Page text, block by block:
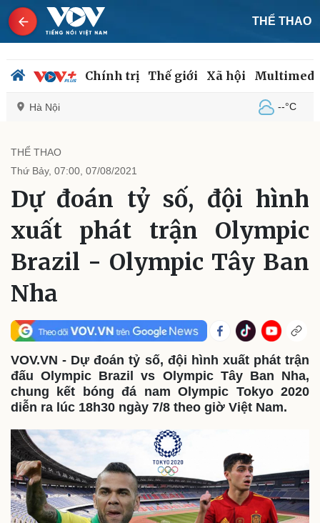
THỂ THAO
Chính trị Thế giới Xã hội
Hà Nội --°C
Chính trị
Đảng
Tổ chức nhân sự
Quốc hội
Nhận diện sự thật
Tin 24h
Dự báo thời tiết
Giáo dục
Dấu ấn VOV
Việc làm
Biển đảo
Thế giới
Quan sát
Cuộc sống đó đây
Hồ sơ
Multimedia
Video
Ảnh
E-Magazine
Infographic
Kinh tế
Bất động sản
Khởi nghiệp
Thị trường
Giá vàng
Tiêu dùng
Tỷ giá
THỂ THAO
Thứ Bảy, 07:00, 07/08/2021
Dự đoán tỷ số, đội hình
xuất phát trận Olympic
Brazil - Olympic Tây Ban
Nha
VOV.VN - Dự đoán tỷ số, đội hình xuất phát trận
đấu Olympic Brazil vs Olympic Tây Ban Nha,
chung kết bóng đá nam Olympic Tokyo 2020
diễn ra lúc 18h30 ngày 7/8 theo giờ Việt Nam.